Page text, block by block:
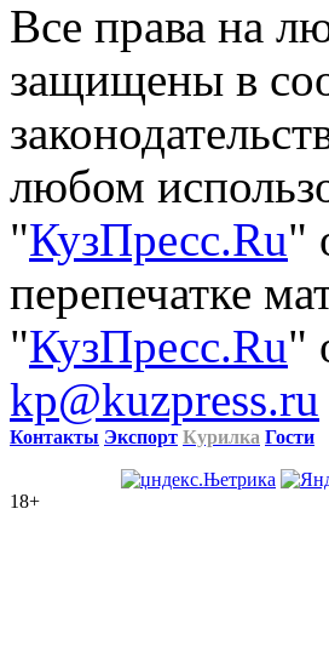
Все права на
защищены в
любом
"КузПресс.Ru"
перепечатке
"КузПресс.Ru"
kp@kuzpress.ru
Контакты Экспорт Курилка Гости
18+